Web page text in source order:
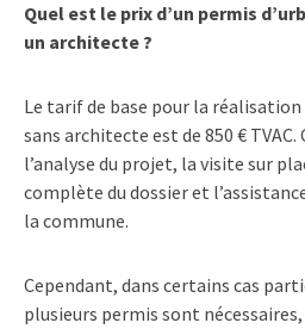
Quel est le prix d’un permis
un architecte ?
Le tarif de base pour la réalisation
sans architecte est de 850 € TVAC.
l’analyse du projet, la visite sur
complète du dossier et
la commune.
Cependant, dans certains cas
plusieurs permis sont nécessaires